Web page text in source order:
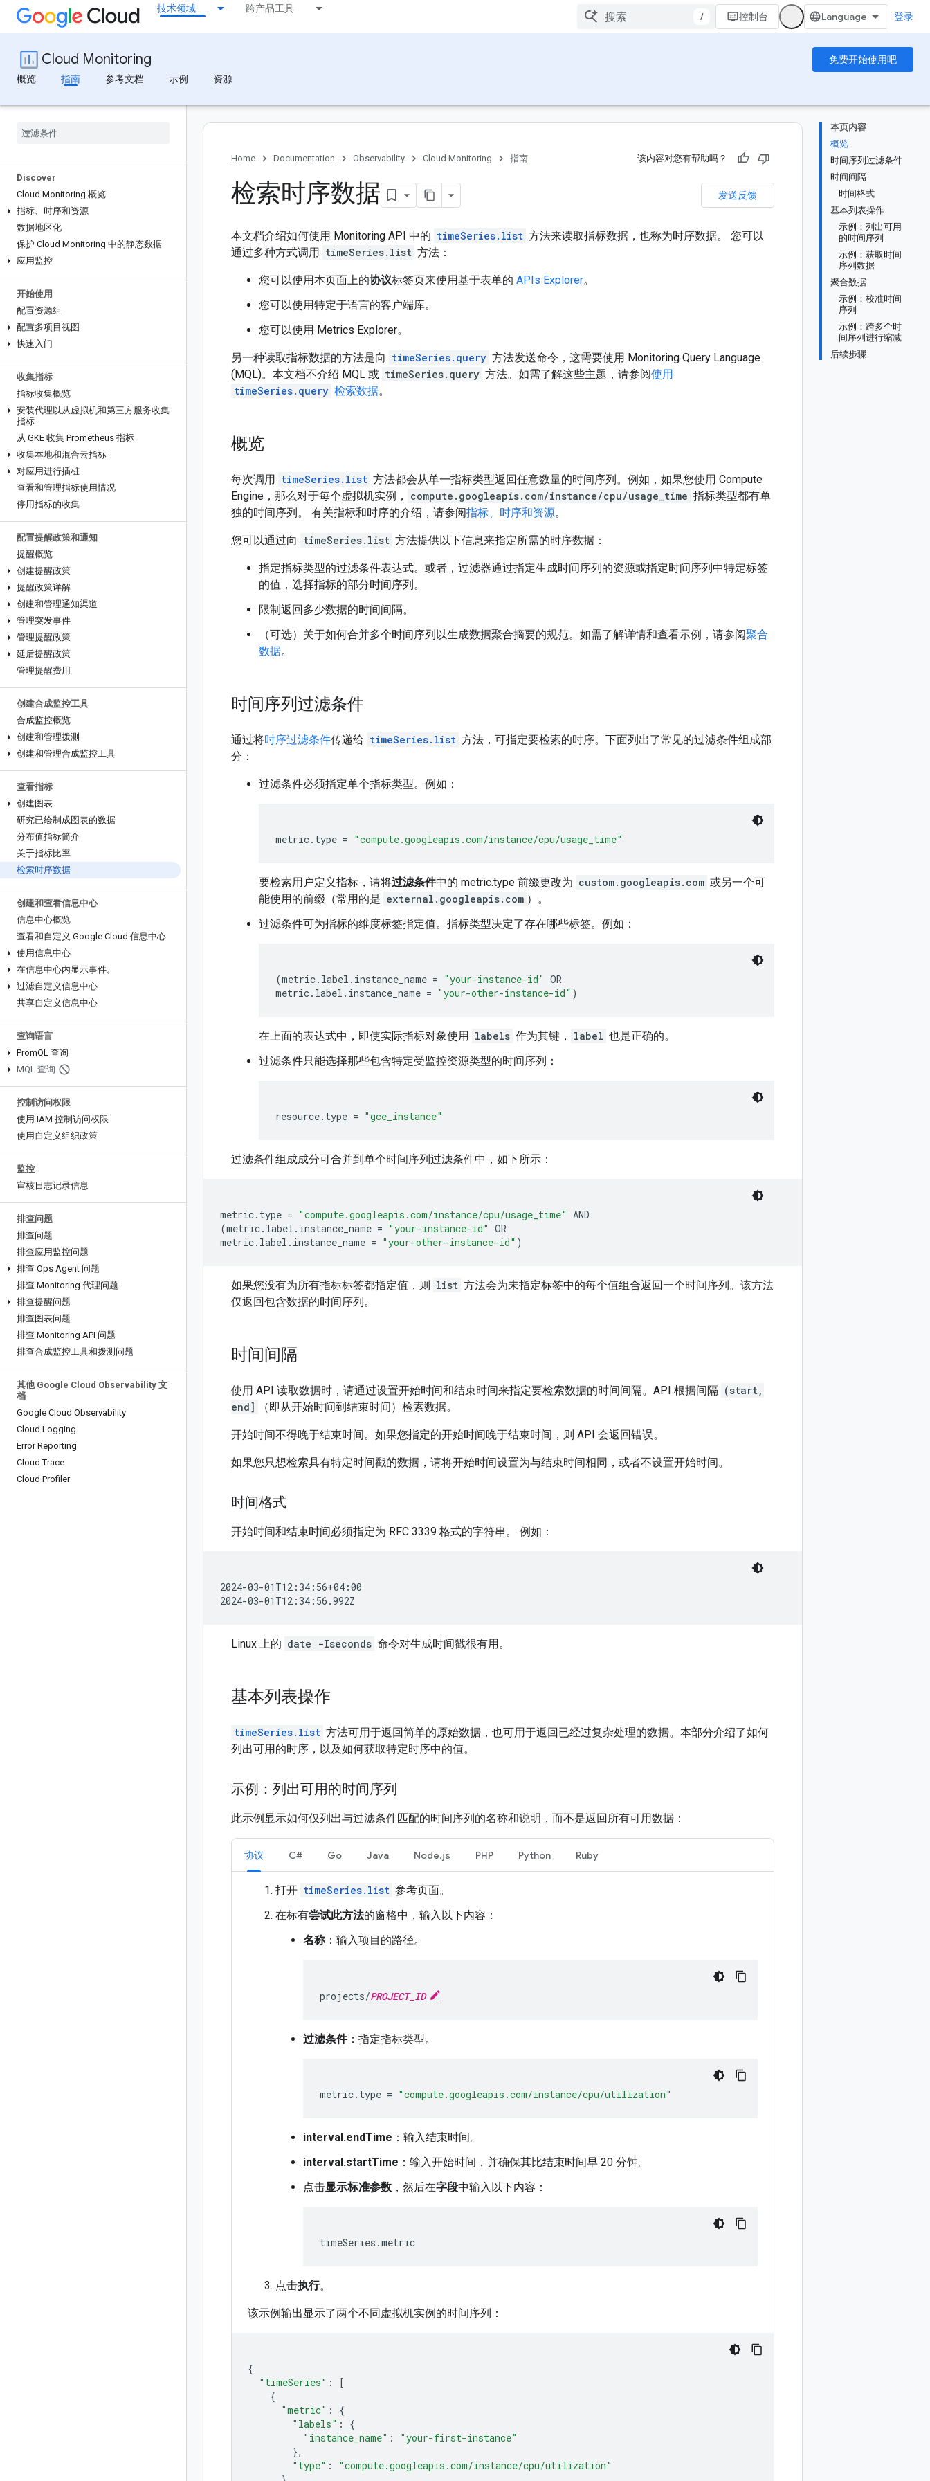
技术领域 跨产品工具
/ 控制台 登录
Cloud Monitoring
免费开始使用吧
概览
指南 参考文档 示例 资源
Discover
Cloud Monitoring 概览
指标、时序和资源
数据地区化
保护 Cloud Monitoring 中的静态数据
应用监控
开始使用
配置资源组
配置多项目视图
快速入门
收集指标
指标收集概览
安装代理以从虚拟机和第三方服务收集
指标
从 GKE 收集 Prometheus 指标
收集本地和混合云指标
对应用进行插桩
查看和管理指标使用情况
停用指标的收集
配置提醒政策和通知
提醒概览
创建提醒政策
提醒政策详解
创建和管理通知渠道
管理突发事件
管理提醒政策
延后提醒政策
管理提醒费用
创建合成监控工具
合成监控概览
创建和管理拨测
创建和管理合成监控工具
查看指标
创建图表
研究已绘制成图表的数据
分布值指标简介
关于指标比率
检索时序数据
创建和查看信息中心
信息中心概览
查看和自定义 Google Cloud 信息中心
使用信息中心
在信息中心内显示事件。
过滤自定义信息中心
共享自定义信息中心
查询语言
PromQL 查询
MQL 查询
控制访问权限
使用 IAM 控制访问权限
使用自定义组织政策
监控
审核日志记录信息
排查问题
排查问题
排查应用监控问题
排查 Ops Agent 问题
排查 Monitoring 代理问题
排查提醒问题
排查图表问题
排查 Monitoring API 问题
排查合成监控工具和拨测问题
其他 Google Cloud Observability 文
档
Google Cloud Observability
Cloud Logging
Error Reporting
Cloud Trace
Cloud Profiler
本页内容
概览
时间序列过滤条件
时间间隔
时间格式
基本列表操作
示例：列出可用
的时间序列
示例：获取时间
序列数据
聚合数据
示例：校准时间
序列
示例：跨多个时
间序列进行缩减
后续步骤
Home Documentation Observability Cloud Monitoring 指南 该内容对您有帮助吗？
发送反馈
检索时序数据
本文档介绍如何使用 Monitoring API 中的 timeSeries.list 方法来读取指标数据，也称为时序数据。 您可以
通过多种方式调用 timeSeries.list 方法：
您可以使用本页面上的协议标签页来使用基于表单的 APIs Explorer。
您可以使用特定于语言的客户端库。
您可以使用 Metrics Explorer。
另一种读取指标数据的方法是向 timeSeries.query 方法发送命令，这需要使用 Monitoring Query Language
(MQL)。本文档不介绍 MQL 或 timeSeries.query 方法。如需了解这些主题，请参阅使用
timeSeries.query 检索数据。
概览
每次调用 timeSeries.list 方法都会从单一指标类型返回任意数量的时间序列。例如，如果您使用 Compute
Engine，那么对于每个虚拟机实例，
compute.googleapis.com/instance/cpu/usage_time 指标类型都有单
独的时间序列。 有关指标和时序的介绍，请参阅指标、时序和资源。
您可以通过向 timeSeries.list 方法提供以下信息来指定所需的时序数据：
指定指标类型的过滤条件表达式。或者，过滤器通过指定生成时间序列的资源或指定时间序列中特定标签
的值，选择指标的部分时间序列。
限制返回多少数据的时间间隔。
（可选）关于如何合并多个时间序列以生成数据聚合摘要的规范。如需了解详情和查看示例，请参阅聚合
数据。
时间序列过滤条件
通过将时序过滤条件传递给 timeSeries.list 方法，可指定要检索的时序。下面列出了常见的过滤条件组成部
分：
过滤条件必须指定单个指标类型。例如：
metric.type = "compute.googleapis.com/instance/cpu/usage_time"
要检索用户定义指标，请将过滤条件中的 metric.type 前缀更改为 custom.googleapis.com 或另一个可
能使用的前缀（常用的是 external.googleapis.com ）。
过滤条件可为指标的维度标签指定值。指标类型决定了存在哪些标签。例如：
(metric.label.instance_name = "your-instance-id" OR
metric.label.instance_name = "your-other-instance-id" )
在上面的表达式中，即使实际指标对象使用 labels 作为其键， label 也是正确的。
过滤条件只能选择那些包含特定受监控资源类型的时间序列：
resource.type = "gce_instance"
过滤条件组成成分可合并到单个时间序列过滤条件中，如下所示：
metric.type = "compute.googleapis.com/instance/cpu/usage_time"
(metric.label.instance_name = "your-instance-id" OR
metric.label.instance_name = "your-other-instance-id" )
如果您没有为所有指标标签都指定值，则 list 方法会为未指定标签中的每个值组合返回一个时间序列。该方法
仅返回包含数据的时间序列。
时间间隔
使用 API 读取数据时，请通过设置开始时间和结束时间来指定要检索数据的时间间隔。API 根据间隔 (start,
end]
（即从开始时间到结束时间）检索数据。
开始时间不得晚于结束时间。如果您指定的开始时间晚于结束时间，则 API 会返回错误。
如果您只想检索具有特定时间戳的数据，请将开始时间设置为与结束时间相同，或者不设置开始时间。
时间格式
开始时间和结束时间必须指定为 RFC 3339 格式的字符串。 例如：
2024-03-01T12:34:56+04:00
Linux 上的 date -Iseconds 命令对生成时间戳很有用。
基本列表操作
timeSeries.list 方法可用于返回简单的原始数据，也可用于返回已经过复杂处理的数据。本部分介绍了如何
列出可用的时序，以及如何获取特定时序中的值。
示例：列出可用的时间序列
此示例显示如何仅列出与过滤条件匹配的时间序列的名称和说明，而不是返回所有可用数据：
协议 C# Go Java Node.js PHP Python Ruby
打开 timeSeries.list 参考页面。
在标有尝试此方法的窗格中，输入以下内容：
名称：输入项目的路径。
projects/PROJECT_ID
过滤条件：指定指标类型。
metric.type = "compute.googleapis.com/instance/cpu/utilization"
interval.endTime ：输入结束时间。
interval.startTime ：输入开始时间，并确保其比结束时间早 20 分钟。
点击显示标准参数 ，然后在字段中输入以下内容：
点击执行。
该示例输出显示了两个不同虚拟机实例的时间序列：
{
"timeSeries" :
[
{
"metric" :
{
"labels" :
{
"instance_name" :
"your-first-instance"
},
"type" :
"compute.googleapis.com/instance/cpu/utilization"